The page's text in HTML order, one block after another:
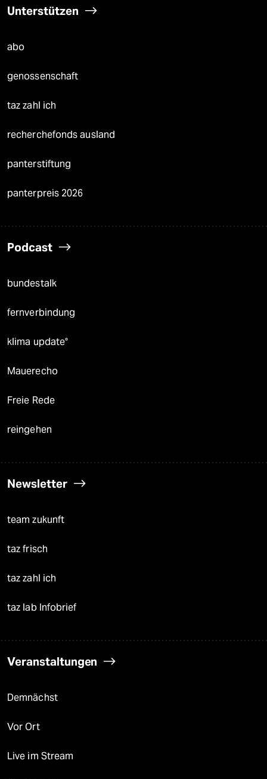
Unterstützen
abo
genossenschaft
taz zahl ich
recherchefonds ausland
panterstiftung
panterpreis 2026
Podcast
bundestalk
fernverbindung
klima update°
Mauerecho
Freie Rede
reingehen
Newsletter
team zukunft
taz frisch
taz zahl ich
taz lab Infobrief
Veranstaltungen
Demnächst
Vor Ort
Live im Stream